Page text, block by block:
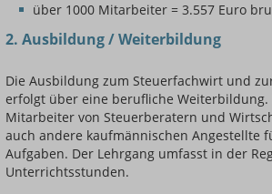
über 1000 Mitarbeiter = 3.557 Euro
2. Ausbildung / Weiterbildung
Die Ausbildung zum Steuerfachwirt und
erfolgt über eine berufliche
Mitarbeiter von Steuerberatern und
auch andere kaufmännischen Angestellte
Aufgaben. Der Lehrgang umfasst in der
Unterrichtsstunden.